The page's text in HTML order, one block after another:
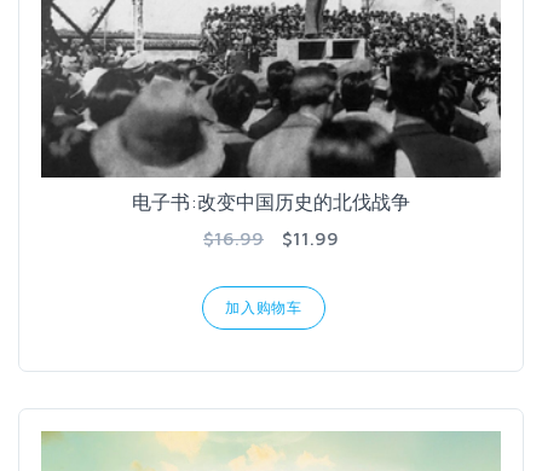
电子书:改变中国历史的北伐战争
$16.99
$11.99
加入购物车